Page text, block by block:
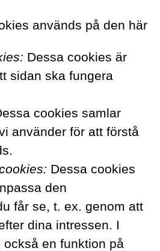
används på den här
Dessa cookies är
sidan ska fungera
cookies samlar
använder för att förstå
Dessa cookies
den
får se, t. ex. genom att
dina intressen. I
en funktion på